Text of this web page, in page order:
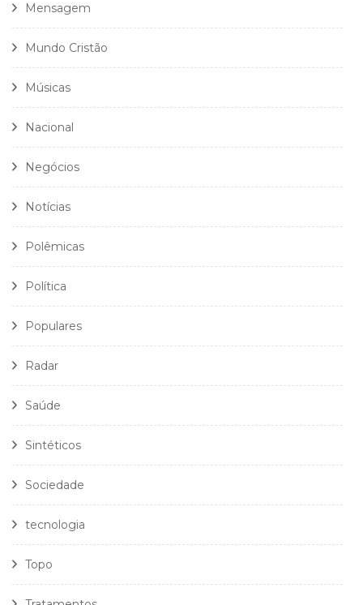
Mensagem
Mundo Cristão
Músicas
Nacional
Negócios
Notícias
Polêmicas
Política
Populares
Radar
Saúde
Sintéticos
Sociedade
tecnologia
Topo